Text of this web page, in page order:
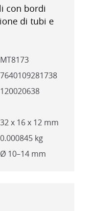
con bordi
di tubi e
MT8173
7640109281738
120020638
32 x 16 x 12 mm
0.000845 kg
Ø 10–14 mm